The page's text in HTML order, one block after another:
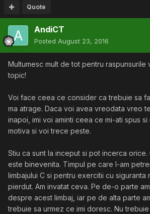
Quote
AndiCT
Posted August 23, 2016
Multumesc mult de tot pentru
topic!
Voi face ceea ce consider ca trebuie sa
ma atrage. Daca voi avea vreodata vreo
inapoi, imi voi aminti ceea ce mi-ati spus si
motiva si voi trece peste.
Stiu ca sunt la inceput si pot incerca orice.
este binevenita. Timpul pe care l-am
limbajului C si pentru exercitii cu siguranta
pierdut. Am invatat ceva. Pe de-o parte
despre acest limbaj, iar pe de alta parte
trebuie sa urmez ce imi doresc. Nu